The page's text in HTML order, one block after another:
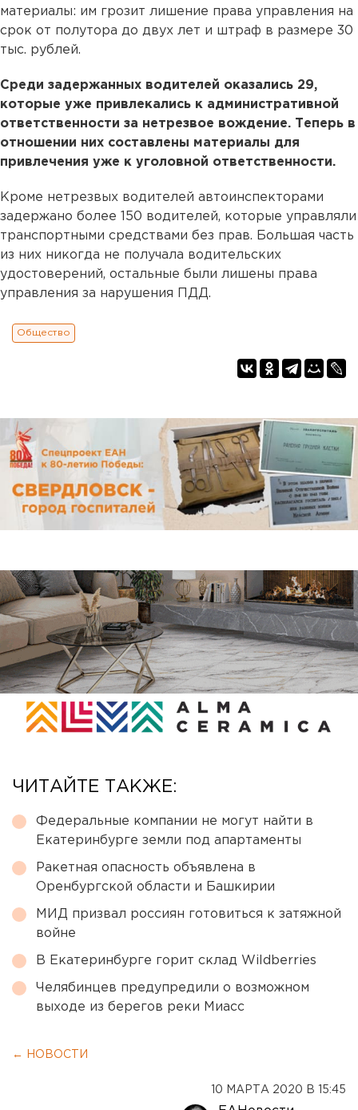
материалы: им грозит лишение права управления на
срок от полутора до двух лет и штраф в размере 30
тыс. рублей.
Среди задержанных водителей оказались 29,
которые уже привлекались к административной
ответственности за нетрезвое вождение. Теперь в
отношении них составлены материалы для
привлечения уже к уголовной ответственности.
Кроме нетрезвых водителей автоинспекторами
задержано более 150 водителей, которые управляли
транспортными средствами без прав. Большая часть
из них никогда не получала водительских
удостоверений, остальные были лишены права
управления за нарушения ПДД.
Общество
ЧИТАЙТЕ ТАКЖЕ:
Федеральные компании не могут найти в
Екатеринбурге земли под апартаменты
Ракетная опасность объявлена в
Оренбургской области и Башкирии
МИД призвал россиян готовиться к затяжной
войне
В Екатеринбурге горит склад Wildberries
Челябинцев предупредили о возможном
выходе из берегов реки Миасс
← НОВОСТИ
10 МАРТА 2020 В 15:45